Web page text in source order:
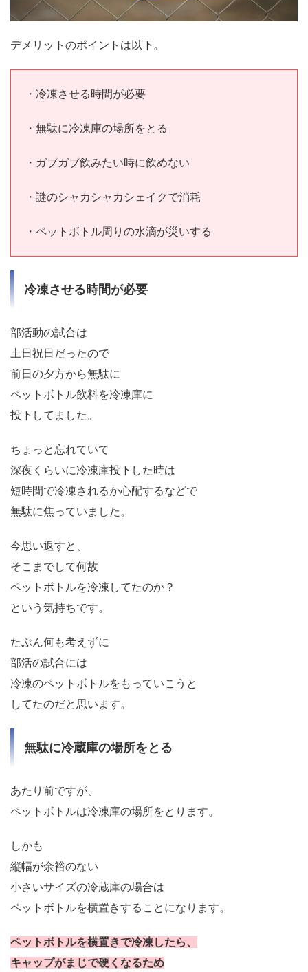
デメリットのポイントは以下。
・冷凍させる時間が必要
・無駄に冷凍庫の場所をとる
・ガブガブ飲みたい時に飲めない
・謎のシャカシャカシェイクで消耗
・ペットボトル周りの水滴が災いする
冷凍させる時間が必要
部活動の試合は
土日祝日だったので
前日の夕方から無駄に
ペットボトル飲料を冷凍庫に
投下してました。
ちょっと忘れていて
深夜くらいに冷凍庫投下した時は
短時間で冷凍されるか心配するなどで
無駄に焦っていました。
今思い返すと、
そこまでして何故
ペットボトルを冷凍してたのか？
という気持ちです。
たぶん何も考えずに
部活の試合には
冷凍のペットボトルをもっていこうと
してたのだと思います。
無駄に冷蔵庫の場所をとる
あたり前ですが、
ペットボトルは冷凍庫の場所をとります。
しかも
縦幅が余裕のない
小さいサイズの冷蔵庫の場合は
ペットボトルを横置きすることになります。
ペットボトルを横置きで冷凍したら、
キャップがまじで硬くなるため